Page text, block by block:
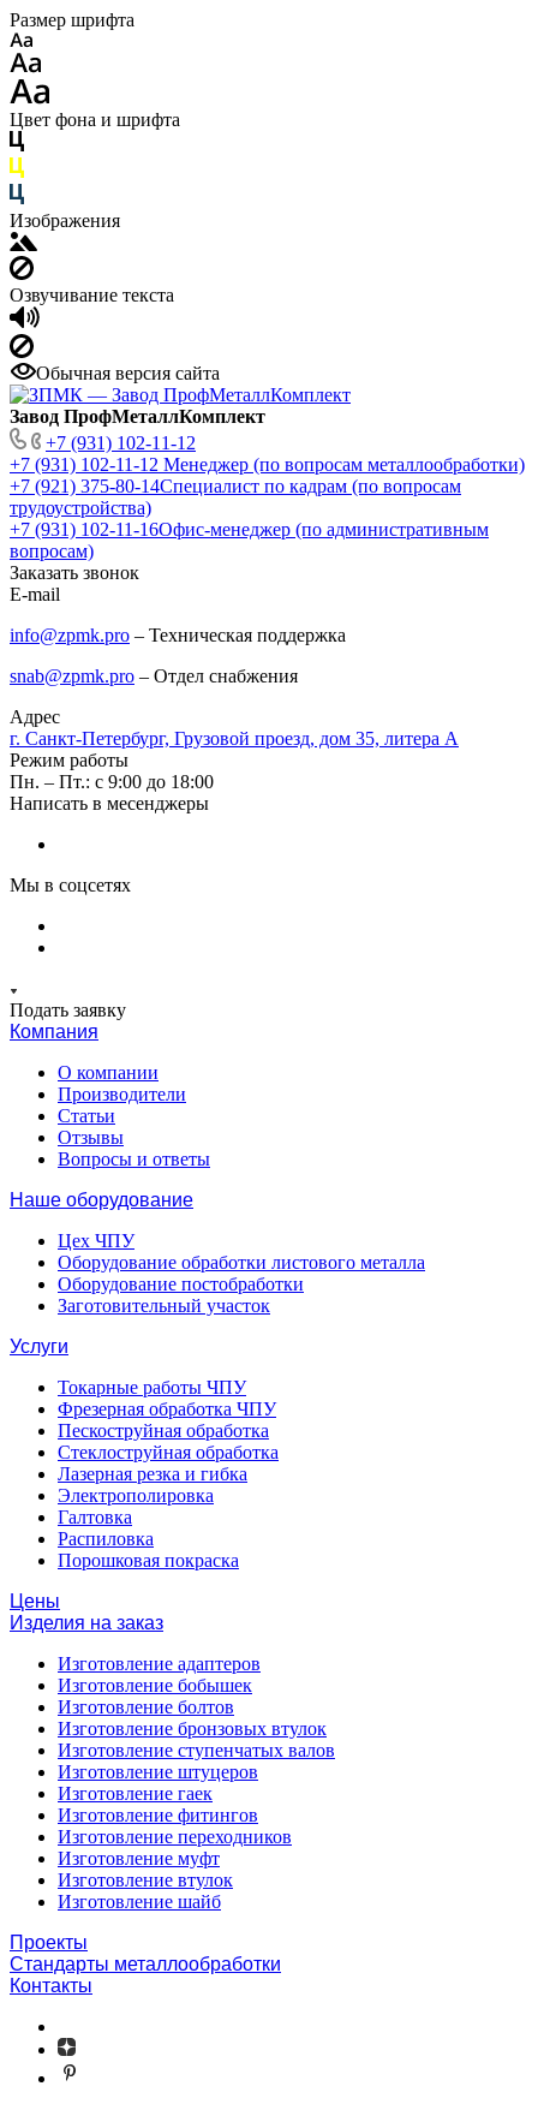
Размер шрифта
Цвет фона и шрифта
Изображения
Озвучивание текста
Обычная версия сайта
Завод ПрофМеталлКомплект
+7 (931) 102-11-12
+7 (931) 102-11-12 Менеджер (по вопросам металлообработки)
+7 (921) 375-80-14Специалист по кадрам (по вопросам
трудоустройства)
+7 (931) 102-11-16Офис-менеджер (по административным
вопросам)
Заказать звонок
E-mail
info@zpmk.pro – Техническая поддержка
snab@zpmk.pro – Отдел снабжения
Адрес
г. Санкт-Петербург, Грузовой проезд, дом 35, литера А
Режим работы
Пн. – Пт.: с 9:00 до 18:00
Написать в месенджеры
Мы в соцсетях
Подать заявку
Компания
О компании
Производители
Статьи
Отзывы
Вопросы и ответы
Наше оборудование
Цех ЧПУ
Оборудование обработки листового металла
Оборудование постобработки
Заготовительный участок
Услуги
Токарные работы ЧПУ
Фрезерная обработка ЧПУ
Пескоструйная обработка
Стеклоструйная обработка
Лазерная резка и гибка
Электрополировка
Галтовка
Распиловка
Порошковая покраска
Цены
Изделия на заказ
Изготовление адаптеров
Изготовление бобышек
Изготовление болтов
Изготовление бронзовых втулок
Изготовление ступенчатых валов
Изготовление штуцеров
Изготовление гаек
Изготовление фитингов
Изготовление переходников
Изготовление муфт
Изготовление втулок
Изготовление шайб
Проекты
Стандарты металлообработки
Контакты